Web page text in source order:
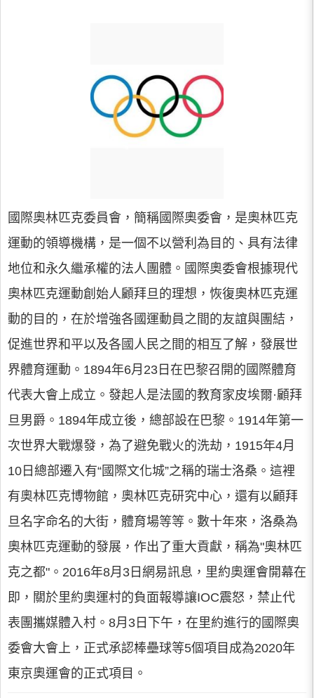
國際奧林匹克委員會，簡稱國際奧委會，是奧林匹克
運動的領導機構，是一個不以營利為目的、具有法律
地位和永久繼承權的法人團體。國際奧委會根據現代
奧林匹克運動創始人顧拜旦的理想，恢復奧林匹克運
動的目的，在於增強各國運動員之間的友誼與團結，
促進世界和平以及各國人民之間的相互了解，發展世
界體育運動。1894年6月23日在巴黎召開的國際體育
代表大會上成立。發起人是法國的教育家皮埃爾·顧拜
旦男爵。1894年成立後，總部設在巴黎。1914年第一
次世界大戰爆發，為了避免戰火的洗劫，1915年4月
10日總部遷入有“國際文化城”之稱的瑞士洛桑。這裡
有奧林匹克博物館，奧林匹克研究中心，還有以顧拜
旦名字命名的大街，體育場等等。數十年來，洛桑為
奧林匹克運動的發展，作出了重大貢獻，稱為"奧林匹
克之都"。2016年8月3日網易訊息，里約奧運會開幕在
即，關於里約奧運村的負面報導讓IOC震怒，禁止代
表團攜媒體入村。8月3日下午，在里約進行的國際奧
委會大會上，正式承認棒壘球等5個項目成為2020年
東京奧運會的正式項目。